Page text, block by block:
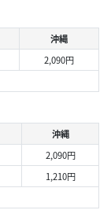
沖縄
2,090円
沖縄
2,090円
1,210円